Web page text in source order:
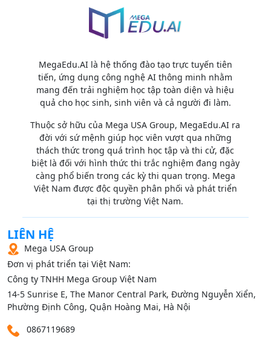
MegaEdu.AI là hệ thống đào tạo trực tuyến tiên
tiến, ứng dụng công nghệ AI thông minh nhằm
mang đến trải nghiệm học tập toàn diện và hiệu
quả cho học sinh, sinh viên và cả người đi làm.
Thuộc sở hữu của Mega USA Group, MegaEdu.AI ra
đời với sứ mệnh giúp học viên vượt qua những
thách thức trong quá trình học tập và thi cử, đặc
biệt là đối với hình thức thi trắc nghiệm đang ngày
càng phổ biến trong các kỳ thi quan trọng. Mega
Việt Nam được độc quyền phân phối và phát triển
tại thị trường Việt Nam.
LIÊN HỆ
Mega USA Group
Đơn vị phát triển tại Việt Nam:
Công ty TNHH Mega Group Việt Nam
14‑5 Sunrise E, The Manor Central Park, Đường Nguyễn Xiển,
Phường Định Công, Quận Hoàng Mai, Hà Nội
0867119689